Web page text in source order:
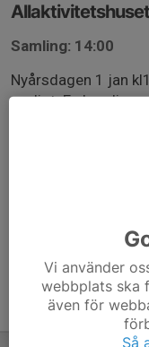
Allaktivitetshuset
Samling: 14:00
Nyårsdagen 1 jan
vanligt. En
som priser.
Vi använder
webbplats ska
även för
Så